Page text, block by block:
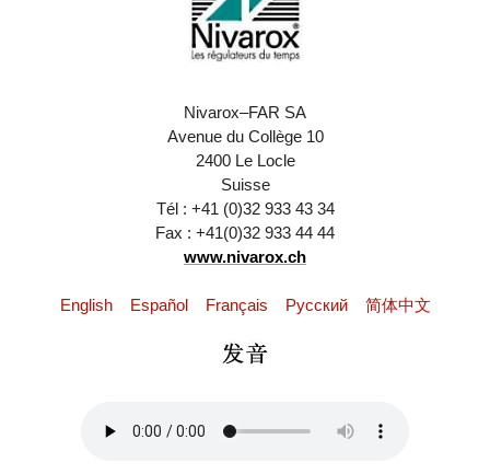
Nivarox–FAR SA
Avenue du Collège 10
2400 Le Locle
Suisse
Tél : +41 (0)32 933 43 34
Fax : +41(0)32 933 44 44
www.nivarox.ch
English Español Français Pусский 简体中文